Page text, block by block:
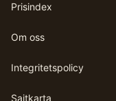
Prisindex
Om oss
Integritetspolicy
Sajtkarta